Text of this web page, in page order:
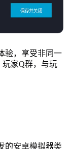
验，享受非同一
玩家Q群，与玩
的安卓模拟器类